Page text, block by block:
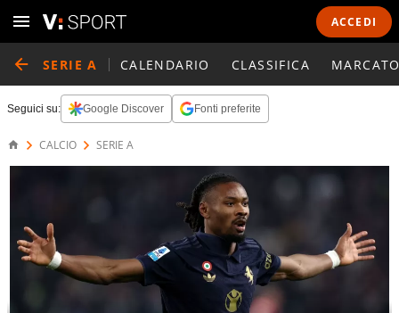
ACCEDI
SERIE A CALENDARIO CLASSIFICA
Seguici su: Google Discover Fonti preferite
CALCIO SERIE A